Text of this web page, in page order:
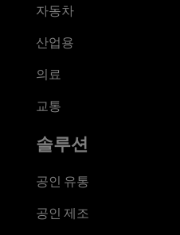
자동차
산업용
의료
교통
솔루션
공인 유통
공인 제조